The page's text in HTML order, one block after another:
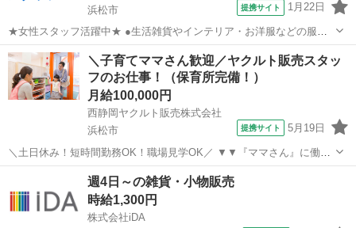
浜松市
提携サイト 1月22日
★女性スタッフ活躍中★ ●生活雑貨やインテリア・お洋服などの服飾
雑貨を販売している、ライフスタイル雑貨店でのお仕事です！ フルタ
イムスタッフさんの募集です♪ 接客・販売が主な業務です◎ 詳しく
は、、 ・お客様への接客対応...
静岡 浜松市 その他
＼子育てママさん歓迎／ヤクルト販売スタッ
フのお仕事！（保育所完備！）
月給100,000円
西静岡ヤクルト販売株式会社
浜松市
提携サイト 5月19日
＼土日休み！短時間勤務OK！職場見学OK／ ▼▼『ママさん』に働き
やすい就業環境をご用意▼▼ 『子育て・育児との両立を一番にサポ—
トしております！』 ◎無料で使える保育所あり（お子さんを預けなが
ら勤務可能♪） ◎未経験OK（...
浜松市 その他
週4日～の雑貨・小物販売
時給1,300円
株式会社iDA